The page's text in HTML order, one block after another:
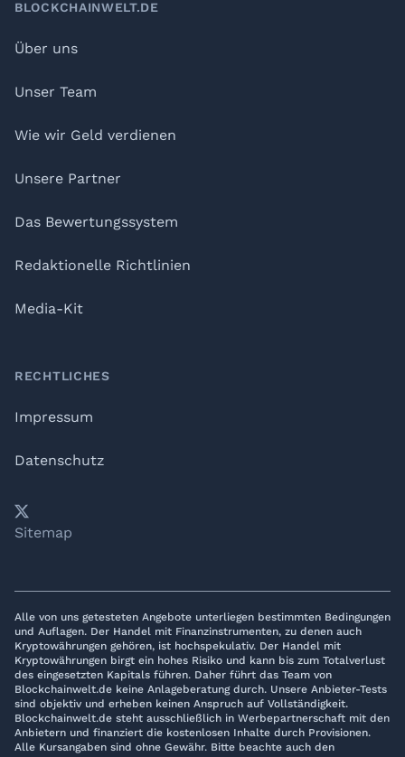
BLOCKCHAINWELT.DE
Über uns
Unser Team
Wie wir Geld verdienen
Unsere Partner
Das Bewertungssystem
Redaktionelle Richtlinien
Media-Kit
RECHTLICHES
Impressum
Datenschutz
YouTube
𝕏LinkedIn
Telegram
Sitemap
Alle von uns getesteten Angebote unterliegen bestimmten Bedingungen
und Auflagen. Der Handel mit Finanzinstrumenten, zu denen auch
Kryptowährungen gehören, ist hochspekulativ. Der Handel mit
Kryptowährungen birgt ein hohes Risiko und kann bis zum Totalverlust
des eingesetzten Kapitals führen. Daher führt das Team von
Blockchainwelt.de keine Anlageberatung durch. Unsere Anbieter-Tests
sind objektiv und erheben keinen Anspruch auf Vollständigkeit.
Blockchainwelt.de steht ausschließlich in Werbepartnerschaft mit den
Anbietern und finanziert die kostenlosen Inhalte durch Provisionen.
Alle Kursangaben sind ohne Gewähr. Bitte beachte auch den